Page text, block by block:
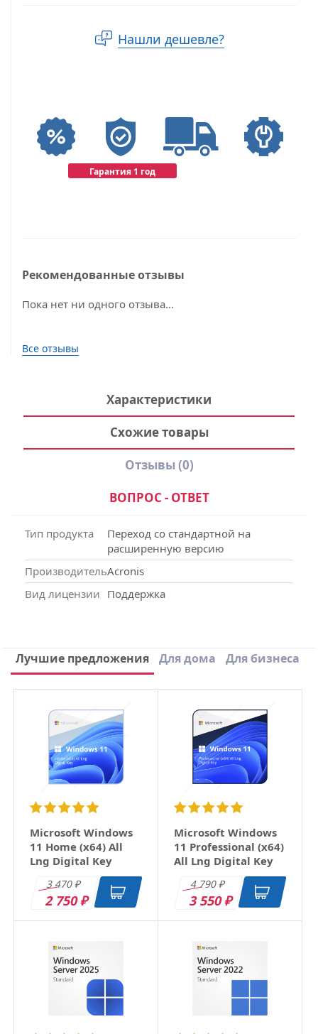
Нашли дешевле?
Гарантия 1 год
Рекомендованные отзывы
Пока нет ни одного отзыва...
Все отзывы
Характеристики
Схожие товары
Отзывы (0)
ВОПРОС - ОТВЕТ
Тип продукта
Переход со стандартной на
расширенную версию
ПроизводительAcronis
Вид лицензии Поддержка
Написать отзыв
×
Email
Заголовок
Оцените товар
Лучшие предложения Для дома Для бизнеса
Microsoft Windows
11 Home (x64) All
Lng Digital Key
3 470₽
2 750₽
Microsoft Windows
11 Professional (x64)
All Lng Digital Key
4 790₽
3 550₽